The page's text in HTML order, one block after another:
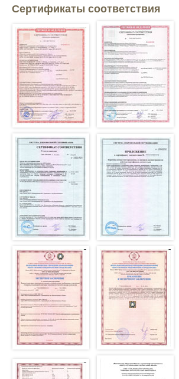
Сертификаты соответствия